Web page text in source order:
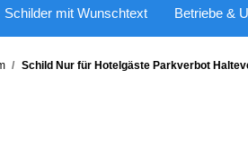
Schilder mit Wunschtext Betriebe &
Schild Nur für Hotelgäste Parkverbot